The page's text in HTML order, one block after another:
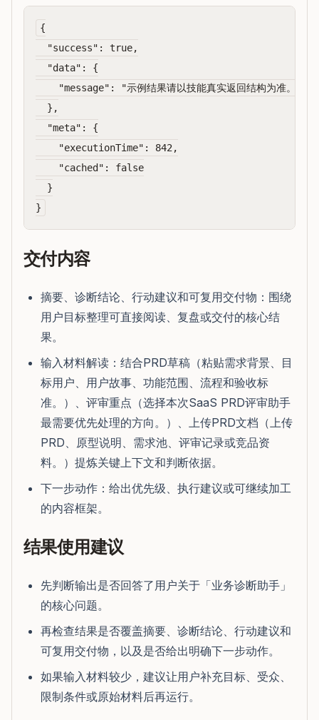
{
  "success": true,
  "data": {
    "message": "示例结果请以技能真实返回结构为准。"
  },
  "meta": {
    "executionTime": 842,
    "cached": false
  }
交付内容
摘要、诊断结论、行动建议和可复用交付物：围绕
用户目标整理可直接阅读、复盘或交付的核心结
果。
输入材料解读：结合PRD草稿（粘贴需求背景、目
标用户、用户故事、功能范围、流程和验收标
准。）、评审重点（选择本次SaaS PRD评审助手
最需要优先处理的方向。）、上传PRD文档（上传
PRD、原型说明、需求池、评审记录或竞品资
料。）提炼关键上下文和判断依据。
下一步动作：给出优先级、执行建议或可继续加工
的内容框架。
结果使用建议
先判断输出是否回答了用户关于「业务诊断助手」
的核心问题。
再检查结果是否覆盖摘要、诊断结论、行动建议和
可复用交付物，以及是否给出明确下一步动作。
如果输入材料较少，建议让用户补充目标、受众、
限制条件或原始材料后再运行。